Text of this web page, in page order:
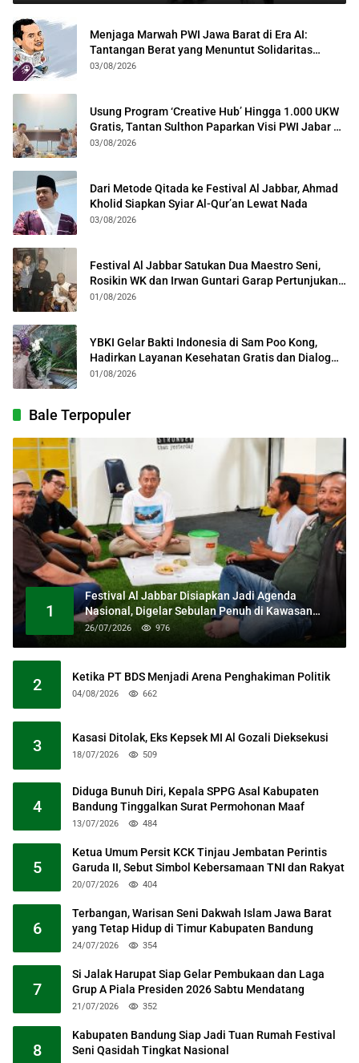
Menjaga Marwah PWI Jawa Barat di Era AI:
Tantangan Berat yang Menuntut Solidaritas
Lintas Generasi
03/08/2026
Usung Program ‘Creative Hub’ Hingga 1.000 UKW
Gratis, Tantan Sulthon Paparkan Visi PWI Jabar di
Kota Bogor
03/08/2026
Dari Metode Qitada ke Festival Al Jabbar, Ahmad
Kholid Siapkan Syiar Al-Qur’an Lewat Nada
03/08/2026
Festival Al Jabbar Satukan Dua Maestro Seni,
Rosikin WK dan Irwan Guntari Garap Pertunjukan
Kolosal
01/08/2026
YBKI Gelar Bakti Indonesia di Sam Poo Kong,
Hadirkan Layanan Kesehatan Gratis dan Dialog
Kebangsaan
01/08/2026
Bale Terpopuler
1
Festival Al Jabbar Disiapkan Jadi Agenda
Nasional, Digelar Sebulan Penuh di Kawasan
Masjid Raya Al Jabbar
26/07/2026 976
2 Ketika PT BDS Menjadi Arena Penghakiman Politik
04/08/2026 662
3 Kasasi Ditolak, Eks Kepsek MI Al Gozali Dieksekusi
18/07/2026 509
4
Diduga Bunuh Diri, Kepala SPPG Asal Kabupaten
Bandung Tinggalkan Surat Permohonan Maaf
13/07/2026 484
5
Ketua Umum Persit KCK Tinjau Jembatan Perintis
Garuda II, Sebut Simbol Kebersamaan TNI dan Rakyat
20/07/2026 404
6
Terbangan, Warisan Seni Dakwah Islam Jawa Barat
yang Tetap Hidup di Timur Kabupaten Bandung
24/07/2026 354
7
Si Jalak Harupat Siap Gelar Pembukaan dan Laga
Grup A Piala Presiden 2026 Sabtu Mendatang
21/07/2026 352
8
Kabupaten Bandung Siap Jadi Tuan Rumah Festival
Seni Qasidah Tingkat Nasional